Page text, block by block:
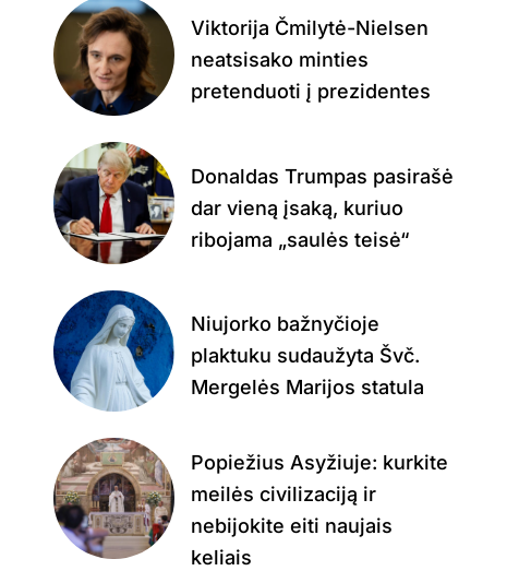
Viktorija Čmilytė-Nielsen
neatsisako minties
pretenduoti į prezidentes
Donaldas Trumpas pasirašė
dar vieną įsaką, kuriuo
ribojama „saulės teisė“
Niujorko bažnyčioje
plaktuku sudaužyta Švč.
Mergelės Marijos statula
Popiežius Asyžiuje: kurkite
meilės civilizaciją ir
nebijokite eiti naujais
keliais